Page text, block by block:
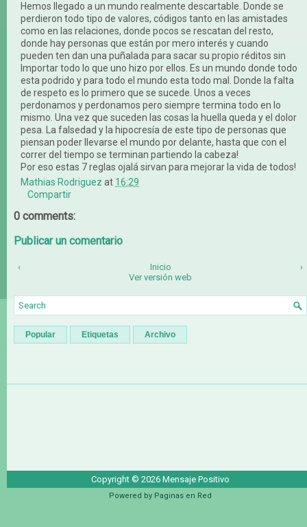
Hemos llegado a un mundo realmente descartable. Donde se
perdieron todo tipo de valores, códigos tanto en las amistades
como en las relaciones, donde pocos se rescatan del resto,
donde hay personas que están por mero interés y cuando
pueden ten dan una puñalada para sacar su propio réditos sin
Importar todo lo que uno hizo por ellos. Es un mundo donde todo
esta podrido y para todo el mundo esta todo mal. Donde la falta
de respeto es lo primero que se sucede. Unos a veces
perdonamos y perdonamos pero siempre termina todo en lo
mismo. Una vez que suceden las cosas la huella queda y el dolor
pesa. La falsedad y la hipocresía de este tipo de personas que
piensan poder llevarse el mundo por delante, hasta que con el
correr del tiempo se terminan partiendo la cabeza!
Por eso estas 7 reglas ojalá sirvan para mejorar la vida de todos!
Mathias Rodriguez at 16:29
Compartir
0 comments:
Publicar un comentario
‹ ›
Inicio
Ver versión web
Popular Etiquetas Archivo
Copyright © 2026 Mensaje Positivo
Powered by Paginas en Red